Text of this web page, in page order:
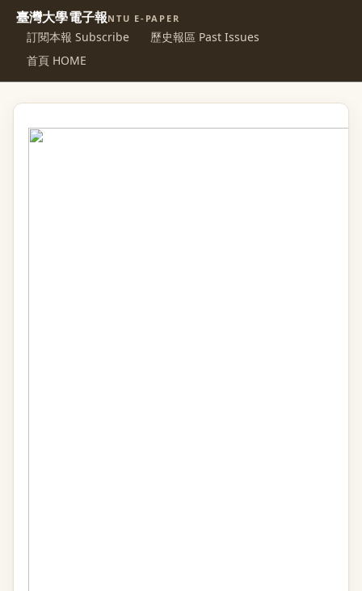
臺灣大學電子報NTU E-PAPER
訂閱本報 Subscribe
歷史報區 Past Issues
首頁 HOME